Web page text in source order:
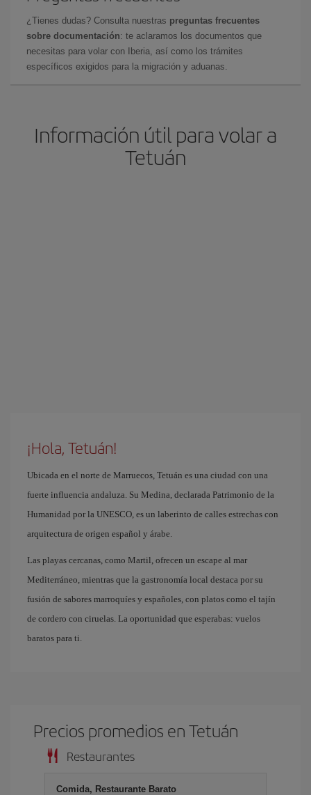
¿Tienes dudas? Consulta nuestras preguntas frecuentes
sobre documentación: te aclaramos los documentos que
necesitas para volar con Iberia, así como los trámites
específicos exigidos para la migración y aduanas.
Información útil para volar a
Tetuán
¡Hola, Tetuán!
Ubicada en el norte de Marruecos, Tetuán es una ciudad con una
fuerte influencia andaluza. Su Medina, declarada Patrimonio de la
Humanidad por la UNESCO, es un laberinto de calles estrechas con
arquitectura de origen español y árabe.
Las playas cercanas, como Martil, ofrecen un escape al mar
Mediterráneo, mientras que la gastronomía local destaca por su
fusión de sabores marroquíes y españoles, con platos como el tajín
de cordero con ciruelas. La oportunidad que esperabas: vuelos
baratos para ti.
Precios promedios en Tetuán
Restaurantes
Comida, Restaurante Barato